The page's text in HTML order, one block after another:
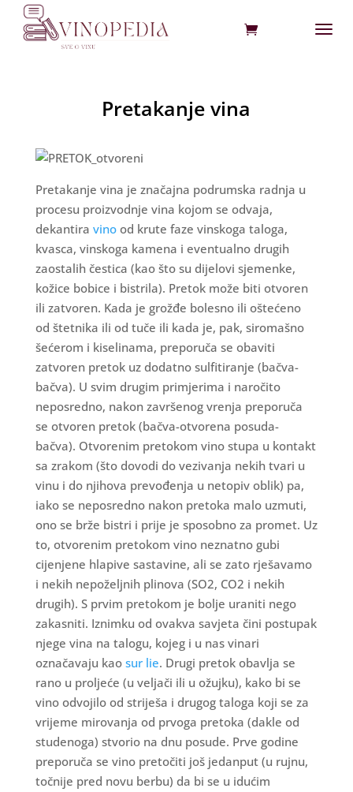
Pretakanje vina
Pretakanje vina je značajna podrumska radnja u
procesu proizvodnje vina kojom se odvaja,
dekantira vinood krute faze vinskoga taloga,
kvasca, vinskoga kamena i eventualno drugih
zaostalih čestica (kao što su dijelovi sjemenke,
kožice bobice i bistrila). Pretok može biti otvoren
ili zatvoren. Kada je grožđe bolesno ili oštećeno
od štetnika ili od tuče ili kada je, pak, siromašno
šećerom i kiselinama, preporuča se obaviti
zatvoren pretok uz dodatno sulfitiranje (bačva-
bačva). U svim drugim primjerima i naročito
neposredno, nakon završenog vrenja preporuča
se otvoren pretok (bačva-otvorena posuda-
bačva). Otvorenim pretokom vino stupa u kontakt
sa zrakom (što dovodi do vezivanja nekih tvari u
vinu i do njihova prevođenja u netopiv oblik) pa,
iako se neposredno nakon pretoka malo uzmuti,
ono se brže bistri i prije je sposobno za promet. Uz
to, otvorenim pretokom vino neznatno gubi
cijenjene hlapive sastavine, ali se zato rješavamo
i nekih nepoželjnih plinova (SO2, CO2 i nekih
drugih). S prvim pretokom je bolje uraniti nego
zakasniti. Iznimku od ovakva savjeta čini postupak
njege vina na talogu, kojeg i u nas vinari
označavaju kao sur lie. Drugi pretok obavlja se
rano u proljeće (u veljači ili u ožujku), kako bi se
vino odvojilo od striješa i drugog taloga koji se za
vrijeme mirovanja od prvoga pretoka (dakle od
studenoga) stvorio na dnu posude. Prve godine
preporuča se vino pretočiti još jedanput (u rujnu,
točnije pred novu berbu) da bi se u idućim